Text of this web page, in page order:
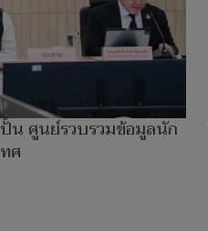
น ศูนย์รวบรวมข้อมูลนัก
ศ